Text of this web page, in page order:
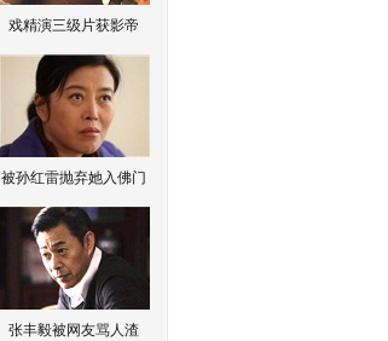
戏精演三级片获影帝
被孙红雷抛弃她入佛门
张丰毅被网友骂人渣